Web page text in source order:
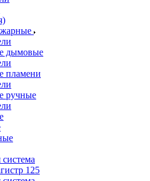
дымовые
пламени
ручные
125